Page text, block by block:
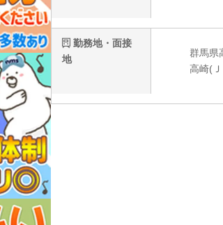
勤務地・面接
地
群馬県
高崎(